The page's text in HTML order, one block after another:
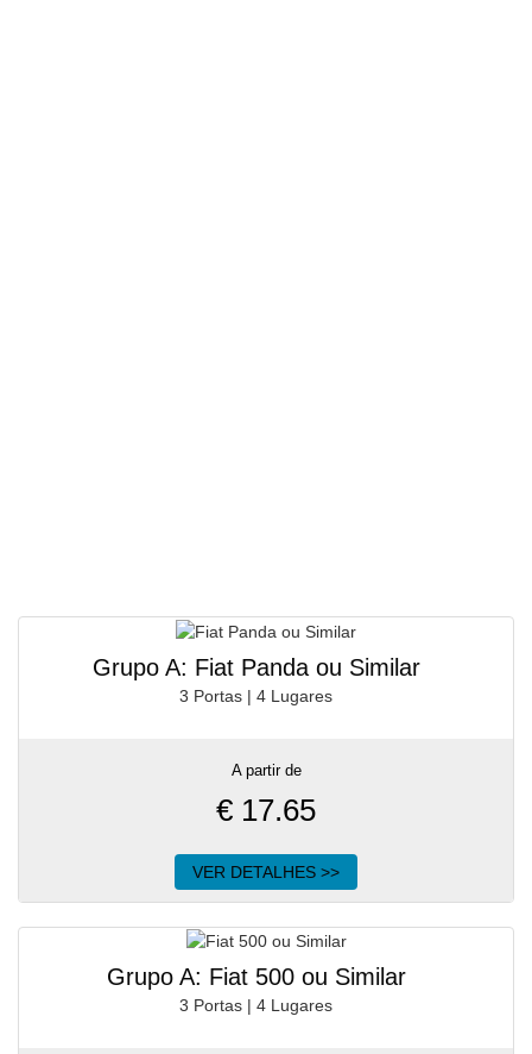
Grupo A: Fiat Panda ou Similar
3 Portas | 4 Lugares
A partir de
€ 17.65
VER DETALHES >>
Grupo A: Fiat 500 ou Similar
3 Portas | 4 Lugares